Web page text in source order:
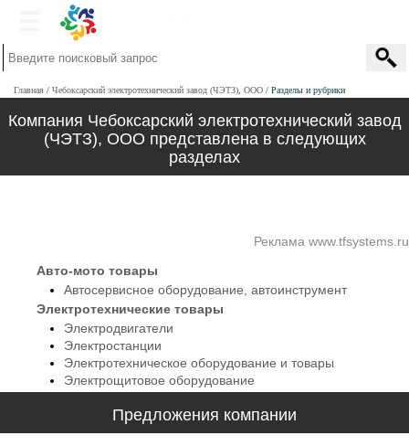
Главная Чебоксарский электротехнический завод (ЧЭТЗ), ООО Разделы и рубрики
Компания Чебоксарский электротехнический завод
(ЧЭТЗ), ООО представлена в следующих
разделах
Реклама www.tfsystems.ru
Авто-мото товары
Автосервисное оборудование, автоинструмент
Электротехнические товары
Электродвигатели
Электростанции
Электротехническое оборудование и товары
Электрощитовое оборудование
Предложения компании